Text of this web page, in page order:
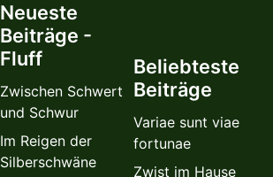
Neueste
Beiträge -
Fluff
Zwischen Schwert
und Schwur
Im Reigen der
Silberschwäne
Beliebteste
Beiträge
Variae sunt viae
fortunae
Zwist im Hause